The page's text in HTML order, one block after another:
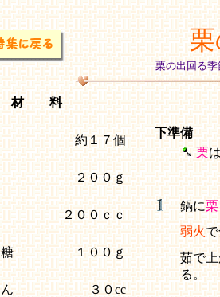
栗の出回る
材 料
約１７個
２００ｇ
２００ｃｃ
１００ｇ
３０cc
下準備
栗
鍋に栗
弱火
茹で
る。